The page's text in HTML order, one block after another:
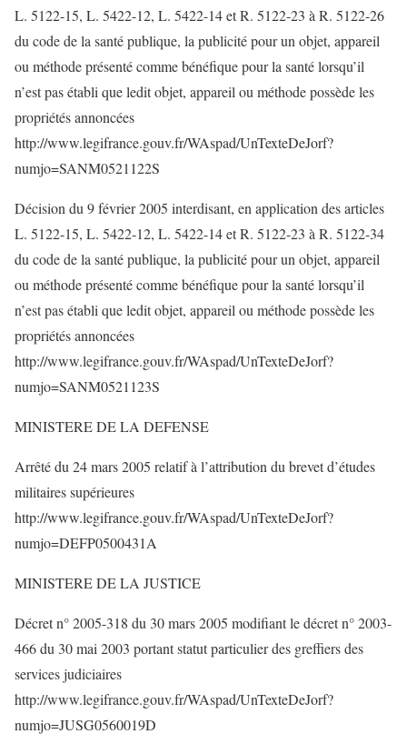
L. 5122-15, L. 5422-12, L. 5422-14 et R. 5122-23 à R. 5122-26
du code de la santé publique, la publicité pour un objet, appareil
ou méthode présenté comme bénéfique pour la santé lorsqu’il
n’est pas établi que ledit objet, appareil ou méthode possède les
propriétés annoncées
http://www.legifrance.gouv.fr/WAspad/UnTexteDeJorf?
numjo=SANM0521122S
Décision du 9 février 2005 interdisant, en application des articles
L. 5122-15, L. 5422-12, L. 5422-14 et R. 5122-23 à R. 5122-34
du code de la santé publique, la publicité pour un objet, appareil
ou méthode présenté comme bénéfique pour la santé lorsqu’il
n’est pas établi que ledit objet, appareil ou méthode possède les
propriétés annoncées
http://www.legifrance.gouv.fr/WAspad/UnTexteDeJorf?
numjo=SANM0521123S
MINISTERE DE LA DEFENSE
Arrêté du 24 mars 2005 relatif à l’attribution du brevet d’études
militaires supérieures
http://www.legifrance.gouv.fr/WAspad/UnTexteDeJorf?
numjo=DEFP0500431A
MINISTERE DE LA JUSTICE
Décret n° 2005-318 du 30 mars 2005 modifiant le décret n° 2003-
466 du 30 mai 2003 portant statut particulier des greffiers des
services judiciaires
http://www.legifrance.gouv.fr/WAspad/UnTexteDeJorf?
numjo=JUSG0560019D